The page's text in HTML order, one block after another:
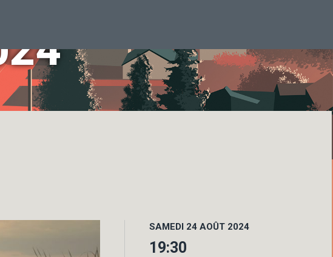
SAMEDI 24 AOÛT 2024
19:30